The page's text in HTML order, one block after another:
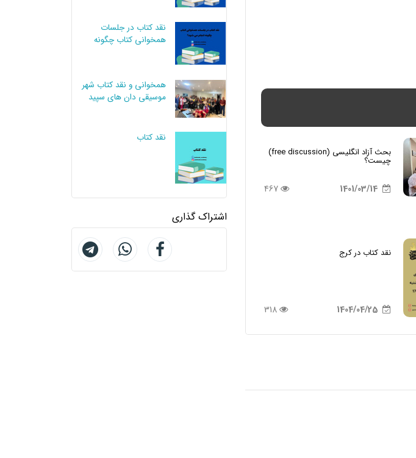
بحث آزاد انگلیسی (free discussion)
چیست؟
1401/03/14
467
نقد کتاب در کرج
1404/04/25
318
نقد کتاب در جلسات
همخوانی کتاب چگونه
همخوانی و نقد کتاب شهر
موسیقی دان های سپید
نقد کتاب
اشتراک گذاری